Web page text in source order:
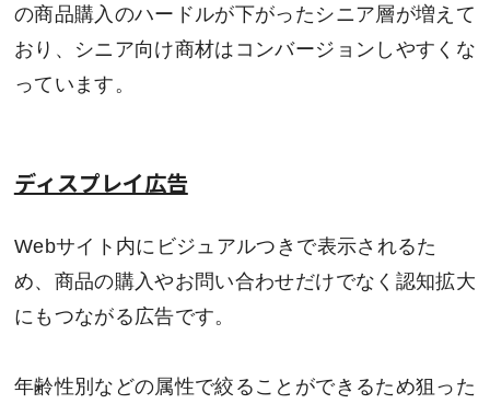
の商品購入のハードルが下がったシニア層が増えて
おり、シニア向け商材はコンバージョンしやすくな
っています。
ディスプレイ広告
Webサイト内にビジュアルつきで表示されるた
め、商品の購入やお問い合わせだけでなく認知拡大
にもつながる広告です。
年齢性別などの属性で絞ることができるため狙った